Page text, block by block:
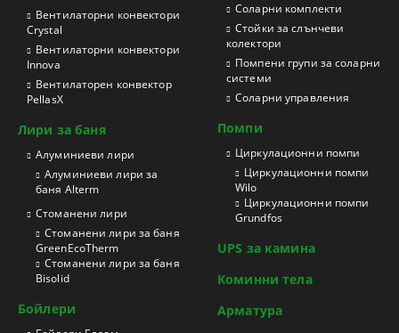
Вентилаторни конвектори
Crystal
Вентилаторни конвектори
Innova
Вентилаторен конвектор
PellasX
Лири за баня
Aлуминиеви лири
Алуминиеви лири за
баня Alterm
Стоманени лири
Стоманени лири за баня
GreenEcoTherm
Стоманени лири за баня
Bisolid
Бойлери
Соларни комплекти
Стойки за слънчеви
колектори
Помпени групи за соларни
системи
Соларни управления
Помпи
Циркулационни помпи
Циркулационни помпи
Wilo
Циркулационни помпи
Grundfos
UPS за камина
Коминни тела
Арматура